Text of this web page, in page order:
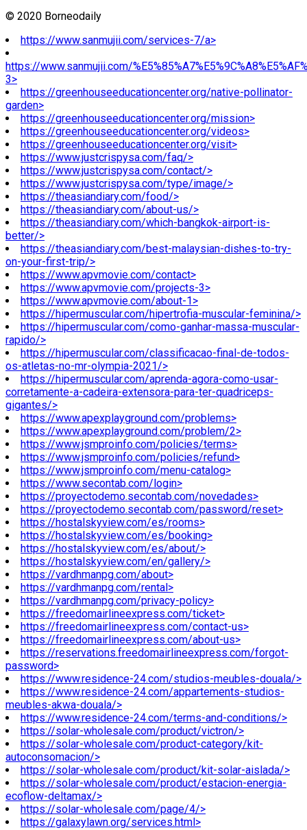
© 2020 Borneodaily
https://www.sanmujii.com/services-7/a>
https://www.sanmujii.com/
3>
https://greenhouseeducationcenter.org/native-pollinator-
garden>
https://greenhouseeducationcenter.org/mission>
https://greenhouseeducationcenter.org/videos>
https://greenhouseeducationcenter.org/visit>
https://www.justcrispysa.com/faq/>
https://www.justcrispysa.com/contact/>
https://www.justcrispysa.com/type/image/>
https://theasiandiary.com/food/>
https://theasiandiary.com/about-us/>
https://theasiandiary.com/which-bangkok-airport-is-
better/>
https://theasiandiary.com/best-malaysian-dishes-to-try-
on-your-first-trip/>
https://www.apvmovie.com/contact>
https://www.apvmovie.com/projects-3>
https://www.apvmovie.com/about-1>
https://hipermuscular.com/hipertrofia-muscular-feminina/>
https://hipermuscular.com/como-ganhar-massa-muscular-
rapido/>
https://hipermuscular.com/classificacao-final-de-todos-
os-atletas-no-mr-olympia-2021/>
https://hipermuscular.com/aprenda-agora-como-usar-
corretamente-a-cadeira-extensora-para-ter-quadriceps-
gigantes/>
https://www.apexplayground.com/problems>
https://www.apexplayground.com/problem/2>
https://www.jsmproinfo.com/policies/terms>
https://www.jsmproinfo.com/policies/refund>
https://www.jsmproinfo.com/menu-catalog>
https://www.secontab.com/login>
https://proyectodemo.secontab.com/novedades>
https://proyectodemo.secontab.com/password/reset>
https://hostalskyview.com/es/rooms>
https://hostalskyview.com/es/booking>
https://hostalskyview.com/es/about/>
https://hostalskyview.com/en/gallery/>
https://vardhmanpg.com/about>
https://vardhmanpg.com/rental>
https://vardhmanpg.com/privacy-policy>
https://freedomairlineexpress.com/ticket>
https://freedomairlineexpress.com/contact-us>
https://freedomairlineexpress.com/about-us>
https://reservations.freedomairlineexpress.com/forgot-
password>
https://www.residence-24.com/studios-meubles-douala/>
https://www.residence-24.com/appartements-studios-
meubles-akwa-douala/>
https://www.residence-24.com/terms-and-conditions/>
https://solar-wholesale.com/product/victron/>
https://solar-wholesale.com/product-category/kit-
autoconsomacion/>
https://solar-wholesale.com/product/kit-solar-aislada/>
https://solar-wholesale.com/product/estacion-energia-
ecoflow-deltamax/>
https://solar-wholesale.com/page/4/>
https://galaxylawn.org/services.html>